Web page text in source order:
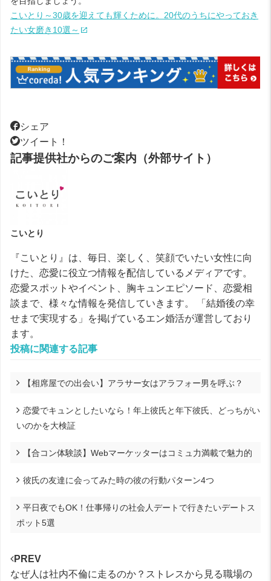
こいとり～30歳を迎えても輝くために。20代のうちにやっておき
たい女磨き10選～
シェア
ツイート！
記事提供社からのご案内（外部サイト）
こいとり
『こいとり』は、毎日、楽しく、笑顔でいたい女性に向
けた、恋愛に役立つ情報を配信しているメディアです。
恋愛スポットやイベント、胸キュンエピソード、恋愛相
談まで、様々な情報を発信していきます。 「結婚後の幸
せまで実現する」を掲げているエン婚活が運営しており
ます。
投稿に関連する記事
【相席屋での出会い】アラサー女はアラフォー男を呼ぶ？
恋愛でキュンとしたいなら！年上彼氏と年下彼氏、どっちがい
いのかを大検証
【合コン体験談】Webマーケッターはコミュ力満載で魅力的
彼氏の友達に会ってみた時の彼の行動パターン4つ
平日夜でもOK！仕事帰りの社会人デートで行きたいデートス
ポット5選
PREV
なぜ人は社内不倫に走るのか？ストレスから見る職場の